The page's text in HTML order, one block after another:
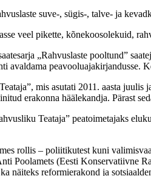
suve-, sügis-, talve- ja
veel pikette, kõnekoosolekuid,
„Rahvuslaste pooltund”
avaldama peavooluajakirjandusse.
mis asutati 2011. aasta
erakonna häälekandja. Pärast
Teataja” peatoimetajaks
rollis – poliitikutest kuni
Poolamets (Eesti Konservatiivne
näiteks reformierakond ja